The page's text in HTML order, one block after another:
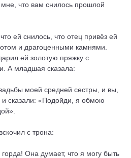
мне, что вам снилось прошлой
ей снилось, что отец привёз ей
и драгоценными камнями.
ей золотую пряжку с
А младшая сказала:
моей средней сестры, и вы,
и сказали: «Подойди, я обмою
с трона:
Она думает, что я могу быть